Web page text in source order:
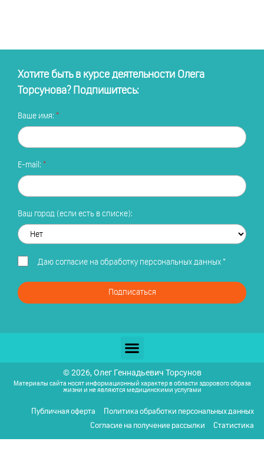
Хотите быть в курсе деятельности Олега
Торсунова? Подпишитесь:
Ваше имя:
E-mail:
Ваш город (если есть в списке):
Даю согласие на обработку персональных данных*
Подписаться
© 2026, Олег Геннадьевич Торсунов
Материалы сайта носят информационный характер в области здорового образа
жизни и не являются медицинскими услугами
Публичная оферта
Политика обработки персональных данных
Согласие на получение рассылки
Статистика